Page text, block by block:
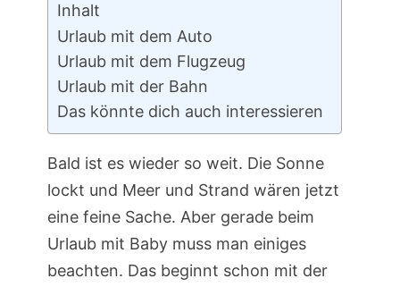
Inhalt
Urlaub mit dem Auto
Urlaub mit dem Flugzeug
Urlaub mit der Bahn
Das könnte dich auch interessieren
Bald ist es wieder so weit. Die Sonne
lockt und Meer und Strand wären jetzt
eine feine Sache. Aber gerade beim
Urlaub mit Baby muss man einiges
beachten. Das beginnt schon mit der